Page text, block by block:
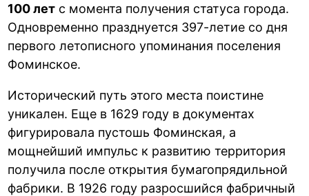
100 лет с момента получения статуса города.
Одновременно празднуется 397-летие со дня
первого летописного упоминания поселения
Фоминское.
Исторический путь этого места поистине
уникален. Еще в 1629 году в документах
фигурировала пустошь Фоминская, а
мощнейший импульс к развитию территория
получила после открытия бумагопрядильной
фабрики. В 1926 году разросшийся фабричный